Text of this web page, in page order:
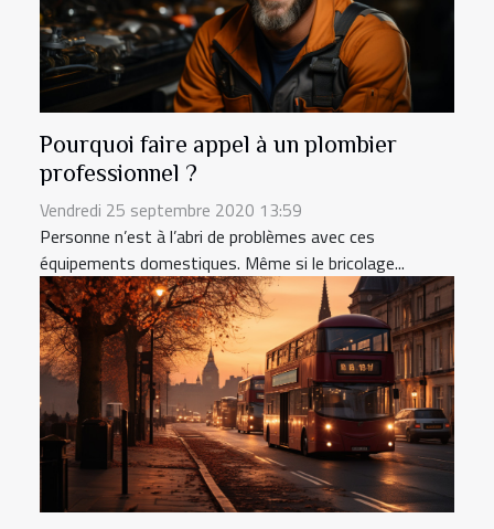
Pourquoi faire appel à un plombier
professionnel ?
Vendredi 25 septembre 2020 13:59
Personne n’est à l’abri de problèmes avec ces
équipements domestiques. Même si le bricolage...